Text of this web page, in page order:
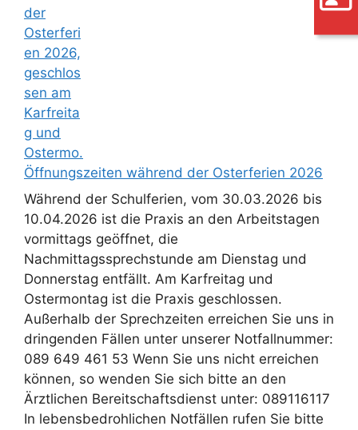
Öffnungszeiten während der Osterferien 2026
Während der Schulferien, vom 30.03.2026 bis
10.04.2026 ist die Praxis an den Arbeitstagen
vormittags geöffnet, die
Nachmittagssprechstunde am Dienstag und
Donnerstag entfällt. Am Karfreitag und
Ostermontag ist die Praxis geschlossen.
Außerhalb der Sprechzeiten erreichen Sie uns in
dringenden Fällen unter unserer Notfallnummer:
089 649 461 53 Wenn Sie uns nicht erreichen
können, so wenden Sie sich bitte an den
Ärztlichen Bereitschaftsdienst unter: 089116117
In lebensbedrohlichen Notfällen rufen Sie bitte